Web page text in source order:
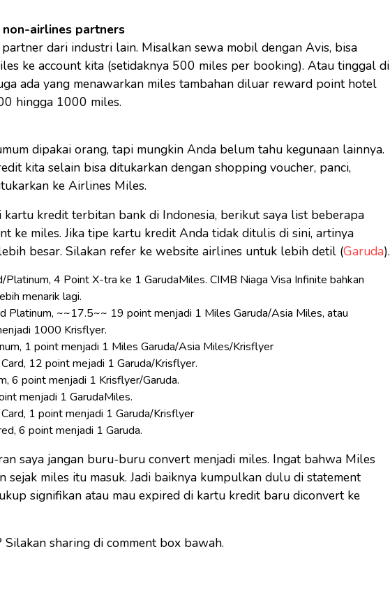
airlines partners
dari industri lain. Misalkan sewa mobil dengan Avis, bisa
ke account kita (setidaknya 500 miles per booking). Atau tinggal di
ada yang menawarkan miles tambahan diluar reward point hotel
hingga 1000 miles.
dipakai orang, tapi mungkin Anda belum tahu kegunaan lainnya.
kita selain bisa ditukarkan dengan shopping voucher, panci,
ke Airlines Miles.
kartu kredit terbitan bank di Indonesia, berikut saya list beberapa
ke miles. Jika tipe kartu kredit Anda tidak ditulis di sini, artinya
besar. Silakan refer ke website airlines untuk lebih detil (Garuda).
Platinum, 4 Point X-tra ke 1 GarudaMiles. CIMB Niaga Visa Infinite bahkan
menarik lagi.
Platinum, ~~17.5~~ 19 point menjadi 1 Miles Garuda/Asia Miles, atau
1000 Krisflyer.
1 point menjadi 1 Miles Garuda/Asia Miles/Krisflyer
12 point mejadi 1 Garuda/Krisflyer.
6 point menjadi 1 Krisflyer/Garuda.
menjadi 1 GarudaMiles.
1 point menjadi 1 Garuda/Krisflyer
6 point menjadi 1 Garuda.
saya jangan buru-buru convert menjadi miles. Ingat bahwa Miles
sejak miles itu masuk. Jadi baiknya kumpulkan dulu di statement
signifikan atau mau expired di kartu kredit baru diconvert ke
sharing di comment box bawah.